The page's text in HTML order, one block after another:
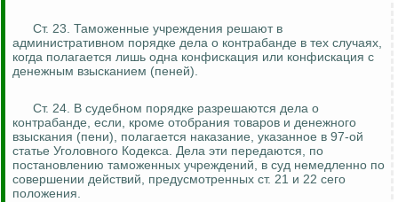
Ст. 23. Таможенные учреждения решают в
административном порядке дела о контрабанде в тех случаях,
когда полагается лишь одна конфискация или конфискация с
денежным взысканием (пеней).
Ст. 24. В судебном порядке разрешаются дела о
контрабанде, если, кроме отобрания товаров и денежного
взыскания (пени), полагается наказание, указанное в 97-ой
статье Уголовного Кодекса. Дела эти передаются, по
постановлению таможенных учреждений, в суд немедленно по
совершении действий, предусмотренных ст. 21 и 22 сего
положения.